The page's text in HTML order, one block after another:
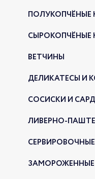
ПОЛУКОПЧЁНЫЕ
СЫРОКОПЧЁНЫЕ
ВЕТЧИНЫ
ДЕЛИКАТЕСЫ И
СОСИСКИ И
ЛИВЕРНО-